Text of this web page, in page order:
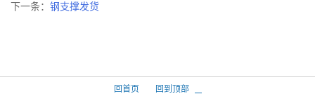
下一条： 钢支撑发货
回首页 回到顶部